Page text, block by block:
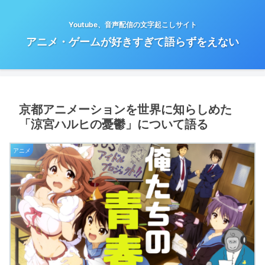
Youtube、音声配信の文字起こしサイト
アニメ・ゲームが好きすぎて語らずをえない
京都アニメーションを世界に知らしめた
「涼宮ハルヒの憂鬱」について語る
アニメ